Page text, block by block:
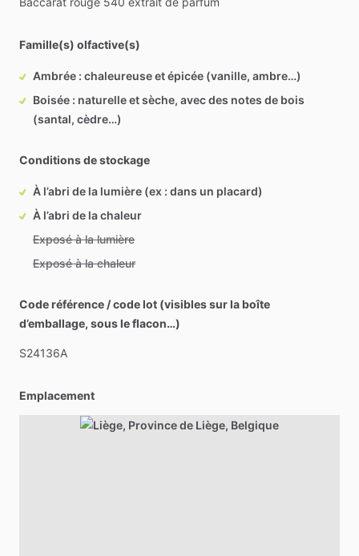
Famille(s) olfactive(s)
Ambrée : chaleureuse et épicée (vanille, ambre…)
Boisée : naturelle et sèche, avec des notes de bois
(santal, cèdre…)
Conditions de stockage
À l’abri de la lumière (ex : dans un placard)
À l’abri de la chaleur
Exposé à la lumière
Exposé à la chaleur
Code référence / code lot (visibles sur la boîte
d’emballage, sous le flacon…)
S24136A
Emplacement